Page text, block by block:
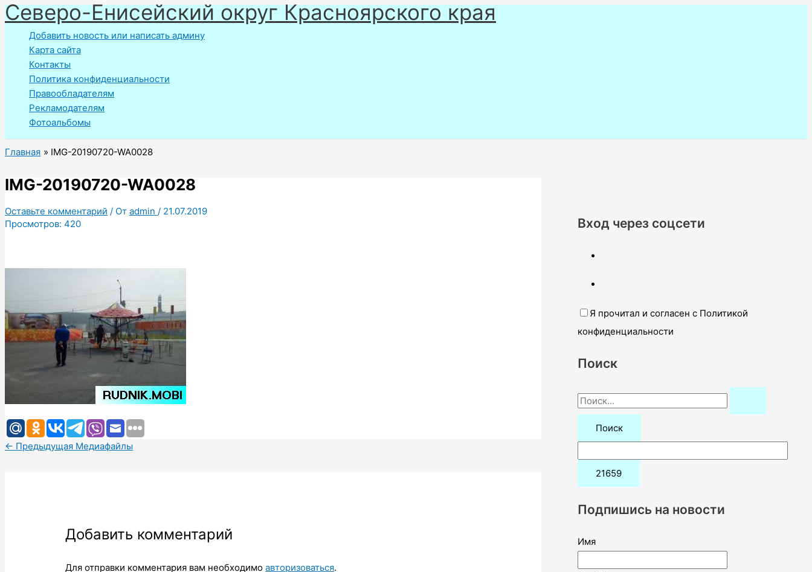
Перейти
к
содержимому
Северо-Енисейский округ Красноярского края
Добавить новость или написать админу
Карта сайта
Контакты
Политика конфиденциальности
Правообладателям
Рекламодателям
Фотоальбомы
Главная IMG-20190720-WA0028
IMG-20190720-WA0028
Оставьте комментарий / От admin / 21.07.2019
Просмотров: 420
← Предыдущая Медиафайлы
Добавить комментарий
Для отправки комментария вам необходимоавторизоваться.
Вход через соцсети
Я прочитал и согласен с Политикой
конфиденциальности
Поиск
П
о
:
Подпишись на новости
Имя